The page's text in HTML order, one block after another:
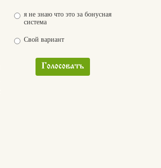
я не знаю что это за бонусная
система
Свой вариант
Голосовать